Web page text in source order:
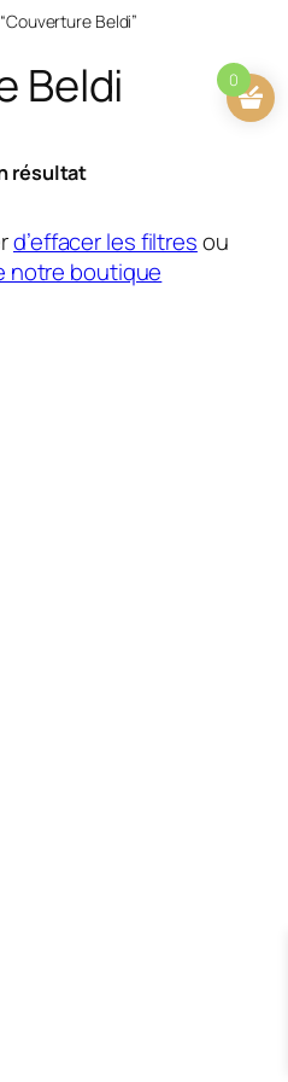
Beldi”
Beldi
résultat
d’effacer les filtresou
notre boutique
0